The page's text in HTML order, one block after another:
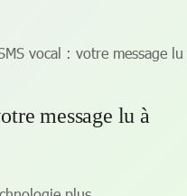
vocal : votre message lu
message lu à